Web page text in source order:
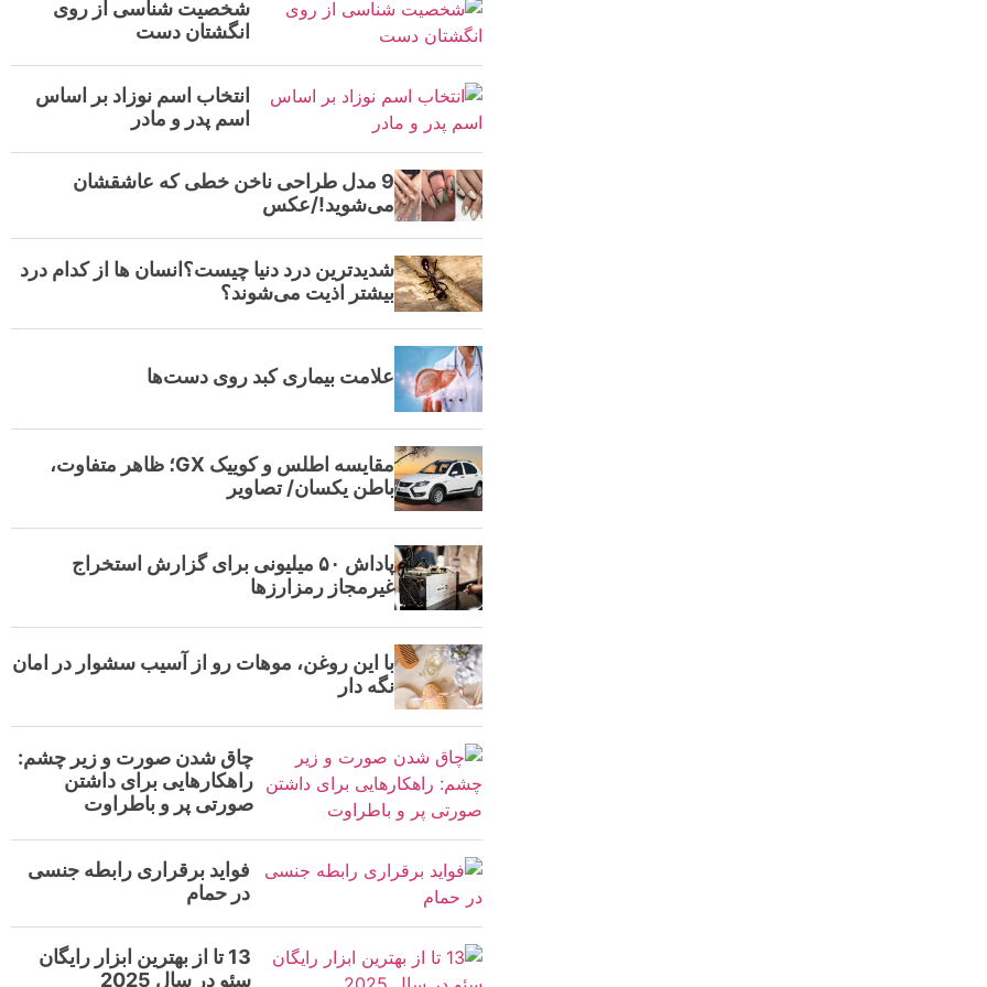
شخصیت شناسی از روی
انگشتان دست
انتخاب اسم نوزاد بر اساس
اسم پدر و مادر
9 مدل طراحی ناخن خطی که عاشقشان
می‌شوید!/عکس
شدیدترین درد دنیا چیست؟انسان ها از کدام درد
بیشتر اذیت می‌شوند؟
علامت بیماری کبد روی دست‌ها
مقایسه اطلس و کوییک GX؛ ظاهر متفاوت،
باطن یکسان/ تصاویر
پاداش ۵۰ میلیونی برای گزارش استخراج
غیرمجاز رمزارز‌ها
با این روغن، موهات رو از آسیب سشوار در امان
نگه دار
چاق شدن صورت و زیر چشم:
راهکارهایی برای داشتن
صورتی پر و باطراوت
فواید برقراری رابطه جنسی
در حمام
13 تا از بهترین ابزار رایگان
سئو در سال 2025